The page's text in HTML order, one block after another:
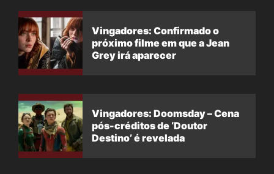
Vingadores: Confirmado o
próximo filme em que a Jean
Grey irá aparecer
Vingadores: Doomsday – Cena
pós-créditos de ‘Doutor
Destino’ é revelada